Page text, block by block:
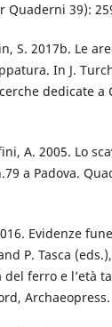
39):
S. 2017b. Le
In J.
dedicate a
A. 2005. Lo
a Padova.
Evidenze
P. Tasca
ferro e l’età
Archaeopress.